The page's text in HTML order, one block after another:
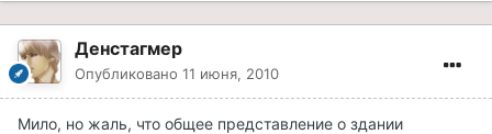
Денстагмер
Опубликовано 11 июня, 2010
Мило, но жаль, что общее представление о здании